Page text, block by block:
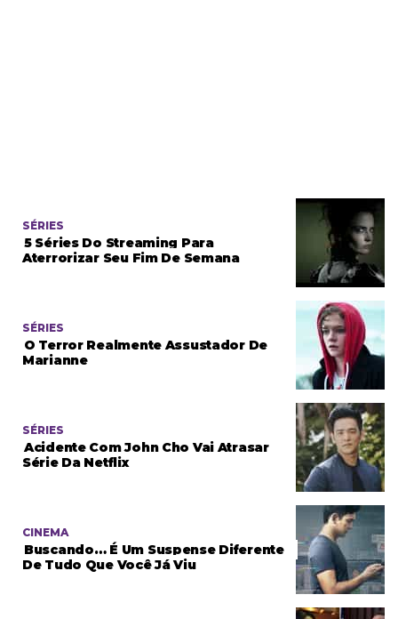
SÉRIES
5 Séries Do Streaming Para
Aterrorizar Seu Fim De Semana
SÉRIES
O Terror Realmente Assustador De
Marianne
SÉRIES
Acidente Com John Cho Vai Atrasar
Série Da Netflix
CINEMA
Buscando… É Um Suspense Diferente
De Tudo Que Você Já Viu